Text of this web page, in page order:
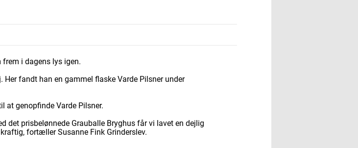
i dagens lys igen.
fandt han en gammel flaske Varde Pilsner under
at genopfinde Varde Pilsner.
det prisbelønnede Grauballe Bryghus får vi lavet en dejlig
fortæller Susanne Fink Grinderslev.